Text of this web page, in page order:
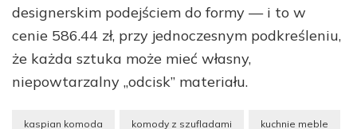
designerskim podejściem do formy — i to w
cenie 586.44 zł, przy jednoczesnym podkreśleniu,
że każda sztuka może mieć własny,
niepowtarzalny „odcisk” materiału.
kaspian komoda komody z szufladami kuchnie meble